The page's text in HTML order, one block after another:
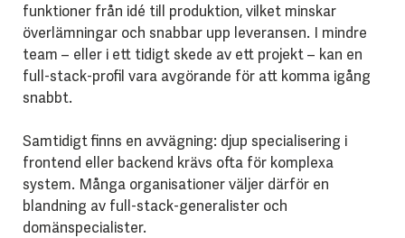
funktioner från idé till produktion, vilket minskar
överlämningar och snabbar upp leveransen. I mindre
team – eller i ett tidigt skede av ett projekt – kan en
full-stack-profil vara avgörande för att komma igång
snabbt.
Samtidigt finns en avvägning: djup specialisering i
frontend eller backend krävs ofta för komplexa
system. Många organisationer väljer därför en
blandning av full-stack-generalister och
domänspecialister.